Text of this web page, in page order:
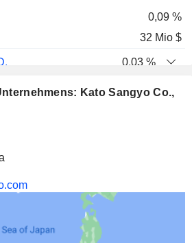
0,09 %
32 Mio $
0,03 %
1,01 %
INC.
Kato Sangyo Co.,